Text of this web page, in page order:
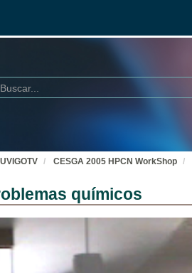
UVIGOTV CESGA 2005 HPCN WorkShop
químicos